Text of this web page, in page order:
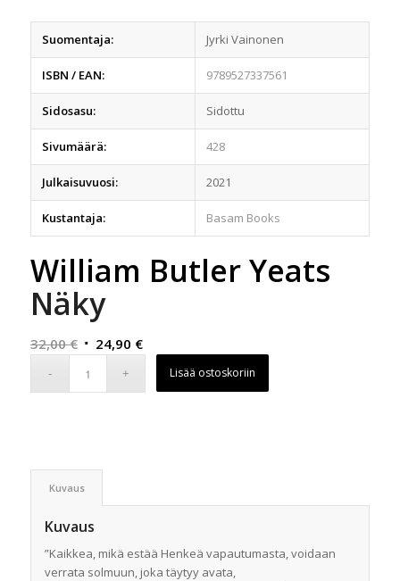
Suomentaja: Jyrki Vainonen
ISBN / EAN: 9789527337561
Sidosasu: Sidottu
Sivumäärä: 428
Julkaisuvuosi: 2021
Kustantaja: Basam Books
William Butler Yeats
Näky
32,00€ Alkuperäinen
24,90 €Nykyinen
Lisää ostoskoriin
Kuvaus
Kuvaus
”Kaikkea, mikä estää Henkeä vapautumasta, voidaan
verrata solmuun, joka täytyy avata,